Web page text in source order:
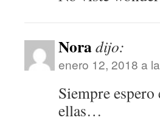
Noradijo:
enero 12, 2018 a
Siempre
ellas…